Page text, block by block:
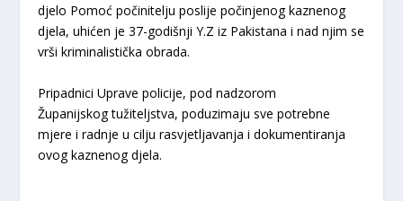
djelo Pomoć počinitelju poslije počinjenog kaznenog
djela, uhićen je 37-godišnji Y.Z iz Pakistana i nad njim se
vrši kriminalistička obrada.
Pripadnici Uprave policije, pod nadzorom
Županijskog tužiteljstva, poduzimaju sve potrebne
mjere i radnje u cilju rasvjetljavanja i dokumentiranja
ovog kaznenog djela.